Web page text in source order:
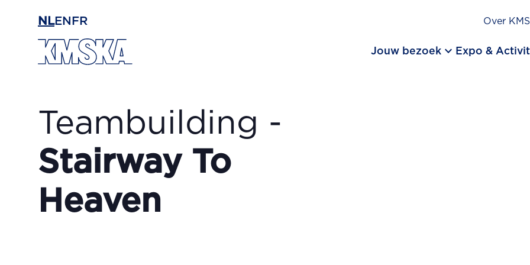
NLEN FR Over
Jouw bezoek keyboard_arrow_down Expo &
Teambuilding -
Stairway To
Heaven